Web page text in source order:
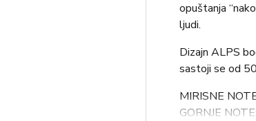
opuštanja
ljudi.
Dizajn ALPS
sastoji se od
MIRISNE
GORNJE